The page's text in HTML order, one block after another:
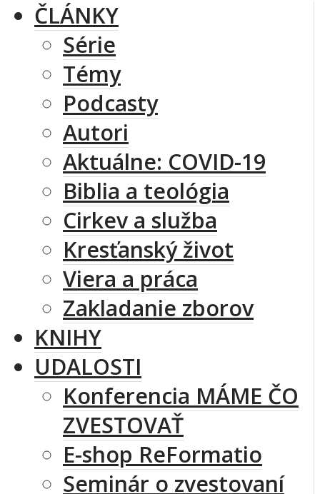
ČLÁNKY
Série
Témy
Podcasty
Autori
Aktuálne: COVID-19
Biblia a teológia
Cirkev a služba
Kresťanský život
Viera a práca
Zakladanie zborov
KNIHY
UDALOSTI
Konferencia MÁME ČO
ZVESTOVAŤ
E-shop ReFormatio
Seminár o zvestovaní